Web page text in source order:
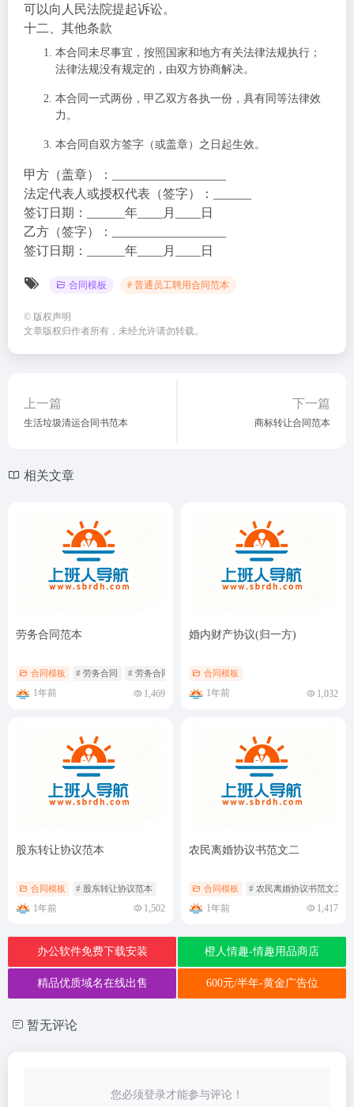
可以向人民法院提起诉讼。
十二、其他条款
本合同未尽事宜，按照国家和地方有关法律法规执行；
法律法规没有规定的，由双方协商解决。
本合同一式两份，甲乙双方各执一份，具有同等法律效
力。
本合同自双方签字（或盖章）之日起生效。
甲方（盖章）：__________________
法定代表人或授权代表（签字）：______
签订日期：______年____月____日
乙方（签字）：__________________
签订日期：______年____月____日
合同模板 # 普通员工聘用合同范本
© 版权声明
文章版权归作者所有，未经允许请勿转载。
上一篇
生活垃圾清运合同书范本
下一篇
商标转让合同范本
相关文章
劳务合同范本
合同模板 # 劳务合同 # 劳务合同范本
1年前 1,469
婚内财产协议(归一方)
合同模板
1年前 1,032
股东转让协议范本
合同模板 # 股东转让协议范本
1年前 1,502
农民离婚协议书范文二
合同模板 # 农民离婚协议书范文二
1年前 1,417
办公软件免费下载安装 橙人情趣-情趣用品商店
精品优质域名在线出售 600元/半年-黄金广告位
暂无评论
您必须登录才能参与评论！